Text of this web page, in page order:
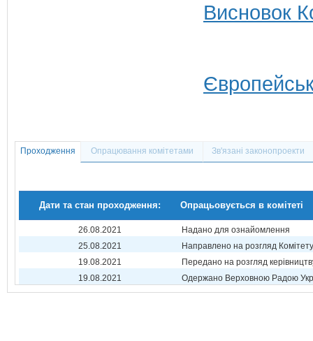
Висновок
Проходження Опрацювання комітетами Зв'язані законопроекти
Дати та стан проходження: Опрацьовується в комітеті
26.08.2021
Надано для ознайомлення
25.08.2021
Направлено на розгляд Комітету
19.08.2021
Передано на розгляд
19.08.2021
Одержано Верховною Радою